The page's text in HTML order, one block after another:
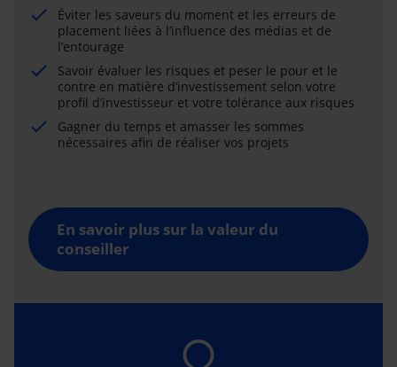
Éviter les saveurs du moment et les erreurs de
placement liées à l’influence des médias et de
l’entourage
Savoir évaluer les risques et peser le pour et le
contre en matière d’investissement selon votre
profil d’investisseur et votre tolérance aux risques
Gagner du temps et amasser les sommes
nécessaires afin de réaliser vos projets
En savoir plus sur la valeur du
conseiller